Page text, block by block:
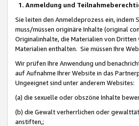
1. Anmeldung und
Sie leiten den Anmeldeprozess ein,
muss/müssen originäre Inhalte (original
Originalinhalte, die Materialien von Dritten
Materialien enthalten. Sie müssen Ihre
Wir prüfen Ihre Anwendung und
auf Aufnahme Ihrer Website in das
Ungeeignet sind unter anderem Websites:
(a) die sexuelle oder obszöne Inhalte
(b) die Gewalt verherrlichen oder
anstiften,;